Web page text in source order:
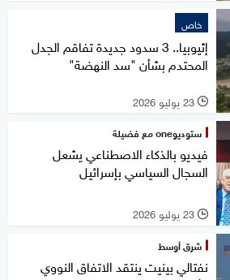
خاص
إثيوبيا.. 3 سدود جديدة تفاقم الجدل
المحتدم بشأن "سد النهضة"
l 23 يوليو 2026
ستوديوone مع فضيلة
فيديو بالذكاء الاصطناعي يشعل
السجال السياسي بإسرائيل
l 23 يوليو 2026
شرق أوسط
نفتالي بينيت ينتقد الاتفاق النووي